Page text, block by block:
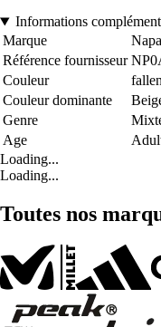
Informations
Marque
Référence fournisseur
Couleur
Couleur dominante
Genre
Age
Loading...
Loading...
Toutes nos